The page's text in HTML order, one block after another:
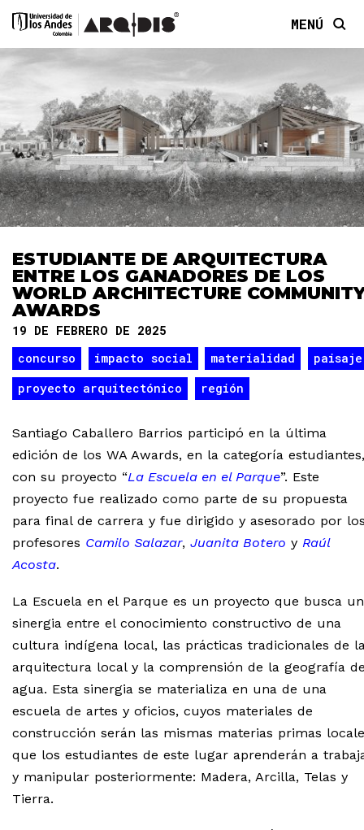
MENÚ
ESTUDIANTE DE ARQUITECTURA
ENTRE LOS GANADORES DE LOS
WORLD ARCHITECTURE
AWARDS
19 DE FEBRERO DE 2025
concurso
impacto social materialidad
paisaje
proyecto arquitectónico
región
Santiago Caballero Barrios participó en la última
edición de los WA Awards, en la categoría estudiantes,
con su proyecto “La Escuela en el Parque”. Este
proyecto fue realizado como parte de su propuesta
para final de carrera y fue dirigido y asesorado por
profesores Camilo Salazar, Juanita Botero y Raúl
Acosta.
La Escuela en el Parque es un proyecto que busca
sinergia entre el conocimiento constructivo de una
cultura indígena local, las prácticas tradicionales de
arquitectura local y la comprensión de la geografía
agua. Esta sinergia se materializa en una de una
escuela de artes y oficios, cuyos materiales de
construcción serán las mismas materias primas
que los estudiantes de este lugar aprenderán a
y manipular posteriormente: Madera, Arcilla, Telas y
Tierra.